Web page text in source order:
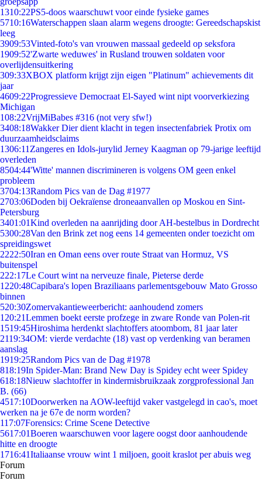
1310:22PS5-doos waarschuwt voor einde fysieke games
5710:16Waterschappen slaan alarm wegens droogte: Gereedschapskist
leeg
3909:53Vinted-foto's van vrouwen massaal gedeeld op seksfora
1909:52'Zwarte weduwes' in Rusland trouwen soldaten voor
overlijdensuitkering
309:33XBOX platform krijgt zijn eigen "Platinum" achievements dit
jaar
4609:22Progressieve Democraat El-Sayed wint nipt voorverkiezing
Michigan
108:22VrijMiBabes #316 (not very sfw!)
3408:18Wakker Dier dient klacht in tegen insectenfabriek Protix om
duurzaamheidsclaims
1306:11 Zangeres en Idols-jurylid Jerney Kaagman op 79-jarige leeftijd
overleden
8504:44'Witte' mannen discrimineren is volgens OM geen enkel
probleem
3704:13Random Pics van de Dag #1977
2703:06Doden bij Oekraïense droneaanvallen op Moskou en Sint-
Petersburg
3401:01Kind overleden na aanrijding door AH-bestelbus in Dordrecht
5300:28Van den Brink zet nog eens 14 gemeenten onder toezicht om
spreidingswet
2222:50Iran en Oman eens over route Straat van Hormuz, VS
buitenspel
222:17Le Court wint na nerveuze finale, Pieterse derde
1220:48Capibara's lopen Braziliaans parlementsgebouw Mato Grosso
binnen
520:30Zomervakantieweerbericht: aanhoudend zomers
1 20:21Lemmen boekt eerste profzege in zware Ronde van Polen-rit
1519:45Hiroshima herdenkt slachtoffers atoombom, 81 jaar later
2119:34OM: vierde verdachte (18) vast op verdenking van beramen
aanslag
1919:25Random Pics van de Dag #1978
818:19In Spider-Man: Brand New Day is Spidey echt weer Spidey
618:18Nieuw slachtoffer in kindermisbruikzaak zorgprofessional Jan
B. (66)
4517:10Doorwerken na AOW-leeftijd vaker vastgelegd in cao's, moet
werken na je 67e de norm worden?
117:07Forensics: Crime Scene Detective
5617:01Boeren waarschuwen voor lagere oogst door aanhoudende
hitte en droogte
1716:41Italiaanse vrouw wint 1 miljoen, gooit kraslot per abuis weg
Forum
Forum